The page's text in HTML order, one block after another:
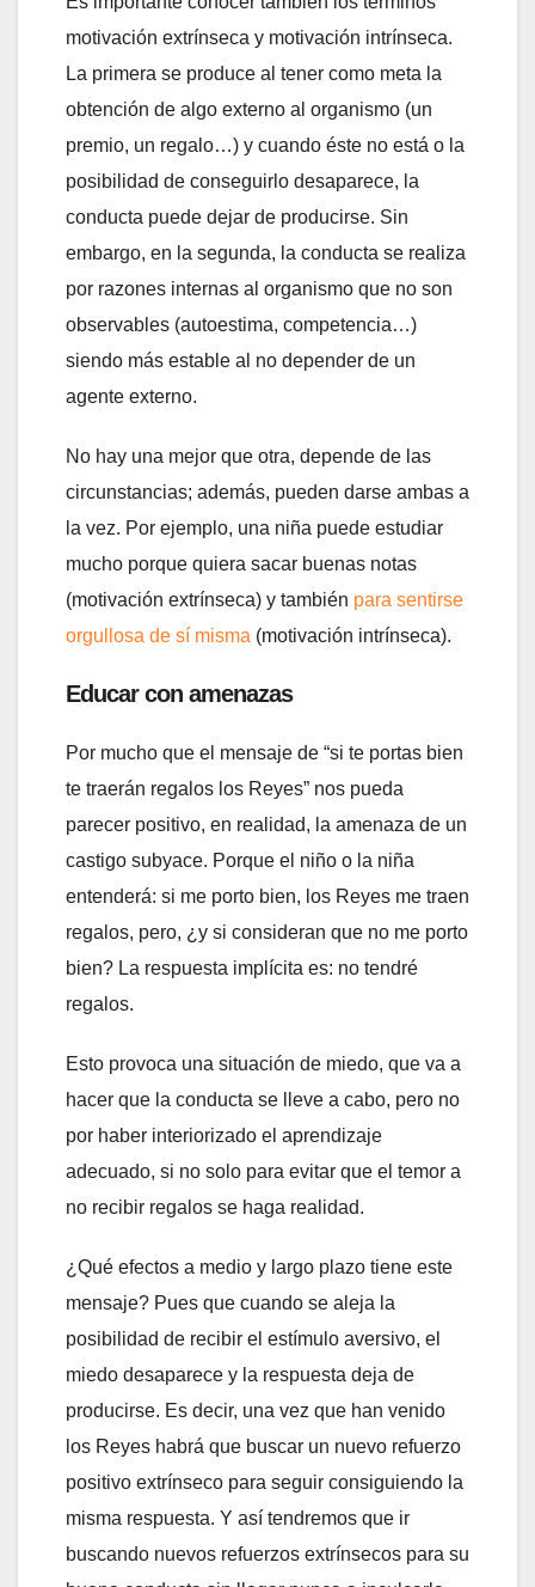
motivación extrínseca y motivación intrínseca.
La primera se produce al tener como meta la
obtención de algo externo al organismo (un
premio, un regalo…) y cuando éste no está o la
posibilidad de conseguirlo desaparece, la
conducta puede dejar de producirse. Sin
embargo, en la segunda, la conducta se realiza
por razones internas al organismo que no son
observables (autoestima, competencia…)
siendo más estable al no depender de un
agente externo.
No hay una mejor que otra, depende de las
circunstancias; además, pueden darse ambas a
la vez. Por ejemplo, una niña puede estudiar
mucho porque quiera sacar buenas notas
(motivación extrínseca) y también para sentirse
orgullosa de sí misma (motivación intrínseca).
Educar con amenazas
Por mucho que el mensaje de “si te portas bien
te traerán regalos los Reyes” nos pueda
parecer positivo, en realidad, la amenaza de un
castigo subyace. Porque el niño o la niña
entenderá: si me porto bien, los Reyes me traen
regalos, pero, ¿y si consideran que no me porto
bien? La respuesta implícita es: no tendré
regalos.
Esto provoca una situación de miedo, que va a
hacer que la conducta se lleve a cabo, pero no
por haber interiorizado el aprendizaje
adecuado, si no solo para evitar que el temor a
no recibir regalos se haga realidad.
¿Qué efectos a medio y largo plazo tiene este
mensaje? Pues que cuando se aleja la
posibilidad de recibir el estímulo aversivo, el
miedo desaparece y la respuesta deja de
producirse. Es decir, una vez que han venido
los Reyes habrá que buscar un nuevo refuerzo
positivo extrínseco para seguir consiguiendo la
misma respuesta. Y así tendremos que ir
buscando nuevos refuerzos extrínsecos para su